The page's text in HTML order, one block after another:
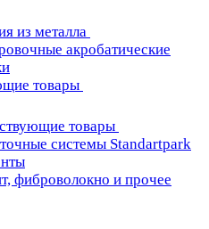
из металла
акробатические
товары
товары
системы Standartpark
фиброволокно и прочее